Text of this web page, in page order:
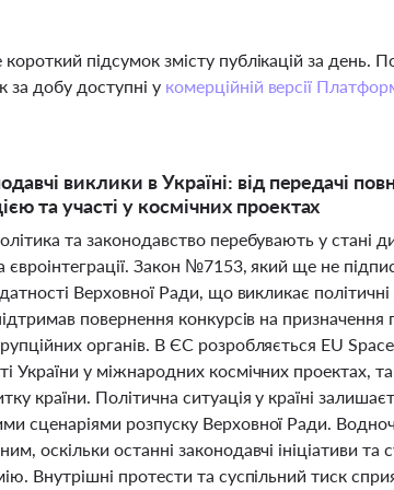
підсумок змісту публікацій за
за добу доступні у комерційній версії
виклики в Україні: від передачі
та участі у космічних проектах
та законодавство перебувають у
євроінтеграції. Закон №7153, який ще не
Верховної Ради, що викликає
підтримав повернення конкурсів на
органів. В ЄС розробляється EU
України у міжнародних космічних проектах,
країни. Політична ситуація у країні
сценаріями розпуску Верховної Ради.
оскільки останні законодавчі ініціативи та
Внутрішні протести та суспільний тиск